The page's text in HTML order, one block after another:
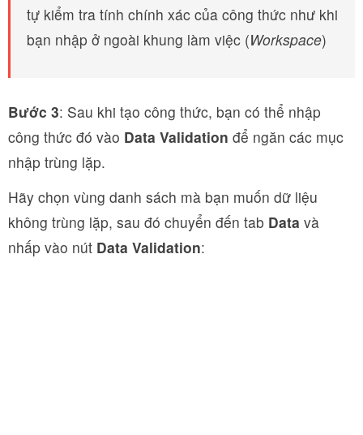
tự kiểm tra tính chính xác của công thức như khi
bạn nhập ở ngoài khung làm việc (Workspace)
Bước 3: Sau khi tạo công thức, bạn có thể nhập
công thức đó vào Data Validation để ngăn các mục
nhập trùng lặp.
Hãy chọn vùng danh sách mà bạn muốn dữ liệu
không trùng lặp, sau đó chuyển đến tab Data và
nhấp vào nút Data Validation: